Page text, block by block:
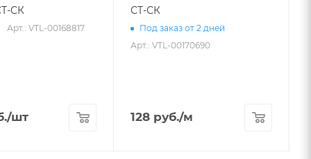
СК
Арт.: VTL-00168817
/шт
СТ-СК
Под заказ от 2 дней
Арт.: VTL-00170690
128 руб./м